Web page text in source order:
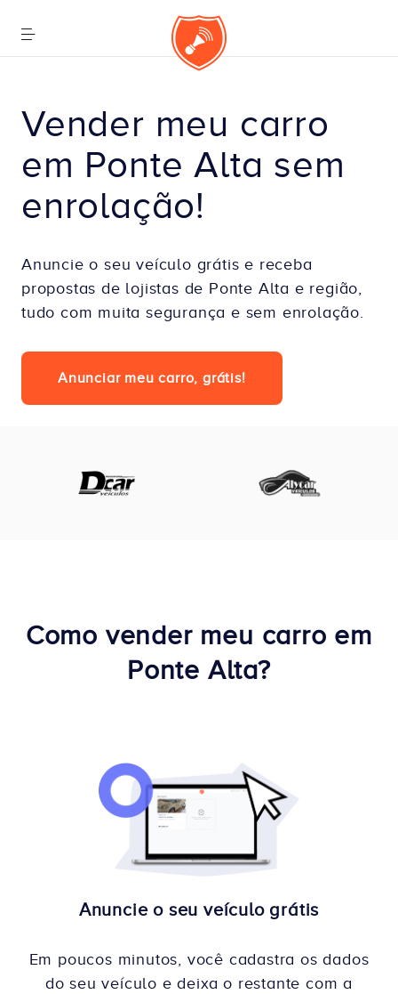
Vender meu carro
em Ponte Alta sem
enrolação!
Anuncie o seu veículo grátis e receba
propostas de lojistas de Ponte Alta e região,
tudo com muita segurança e sem enrolação.
Anunciar meu carro, grátis!
Como vender meu carro em
Ponte Alta?
Anuncie o seu veículo grátis
Em poucos minutos, você cadastra os dados
do seu veículo e deixa o restante com a